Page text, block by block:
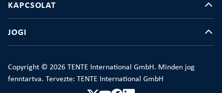
KAPCSOLAT
JOGI
Copyright © 2026 TENTE International GmbH. Minden jog
fenntartva. Tervezte: TENTE International GmbH